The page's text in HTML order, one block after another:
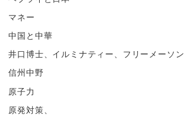
マネー
中国と中華
井口博士、イルミナティー、フリーメーソン
信州中野
原子力
原発対策、